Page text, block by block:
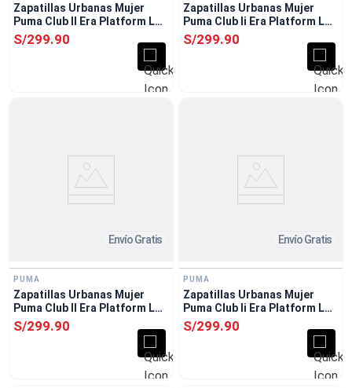
Zapatillas Urbanas Mujer
Puma Club II Era Platform Lux
Marron
S/299.90
Zapatillas Urbanas Mujer
Puma Club Ii Era Platform Lux
Negro
S/299.90
Envío Gratis
PUMA
Zapatillas Urbanas Mujer
Puma Club II Era Platform Lux
Rosado
S/299.90
Envío Gratis
PUMA
Zapatillas Urbanas Mujer
Puma Club Ii Era Platform Lux
Blanco
S/299.90